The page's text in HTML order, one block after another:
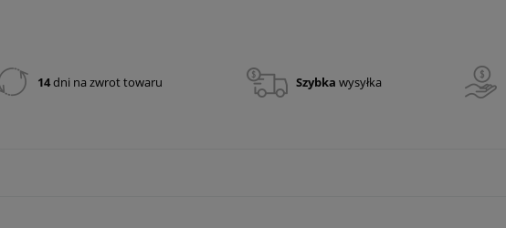
14dni na zwrot towaru Szybka wysyłka